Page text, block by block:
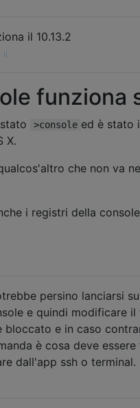
il 10.13.2
il
funziona
>console ed è stato
X.
che non va
i registri della
persino lanciarsi
e quindi modificare
bloccato e in caso
è cosa deve
dall'app ssh o terminal.